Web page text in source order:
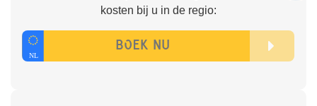
kosten bij u in de regio: